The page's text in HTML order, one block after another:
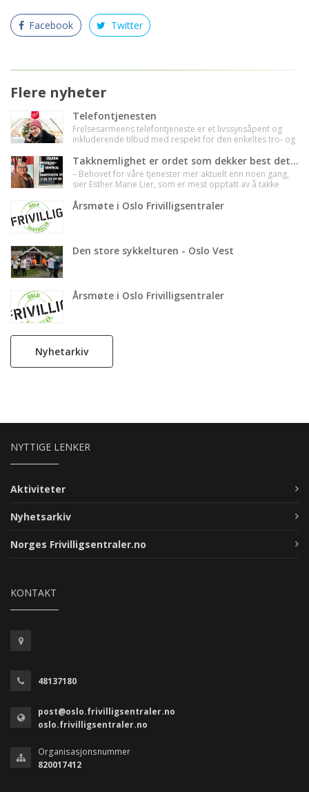
Facebook Twitter
Flere nyheter
Telefontjenesten
Frelsesarmeens telefontjeneste er et livssynsåpent og
inkluderende tilbud med respekt for den enkeltes tro- og
Takknemlighet er ordet som dekker best det jeg føler
– Behovet for våre tjenester mer aktuelt enn noen gang,
sier Esther Marie Lier, som er mest opptatt av å takke
Årsmøte i Oslo Frivilligsentraler
Den store sykkelturen - Oslo Vest
Årsmøte i Oslo Frivilligsentraler
Nyhetarkiv
NYTTIGE LENKER
Aktiviteter
Nyhetsarkiv
Norges Frivilligsentraler.no
KONTAKT
48137180
post@oslo.frivilligsentraler.no
oslo.frivilligsentraler.no
Organisasjonsnummer
820017412